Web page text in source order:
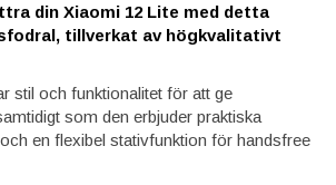
din Xiaomi 12 Lite med detta
tillverkat av högkvalitativt
stil och funktionalitet för att ge
som den erbjuder praktiska
en flexibel stativfunktion för handsfree